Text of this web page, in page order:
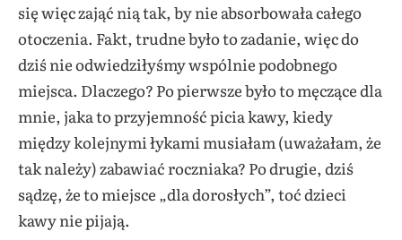
się więc zająć nią tak, by nie absorbowała całego
otoczenia. Fakt, trudne było to zadanie, więc do
dziś nie odwiedziłyśmy wspólnie podobnego
miejsca. Dlaczego? Po pierwsze było to męczące dla
mnie, jaka to przyjemność picia kawy, kiedy
między kolejnymi łykami musiałam (uważałam, że
tak należy) zabawiać roczniaka? Po drugie, dziś
sądzę, że to miejsce „dla dorosłych”, toć dzieci
kawy nie pijają.